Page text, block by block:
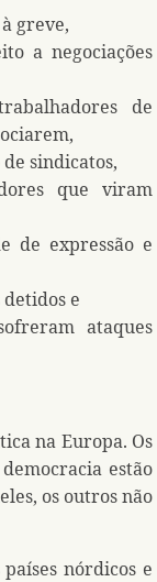
greve,
a negociações
de
sindicatos,
que viram
de expressão e
e
ataques
na Europa. Os
estão
os outros não
nórdicos e